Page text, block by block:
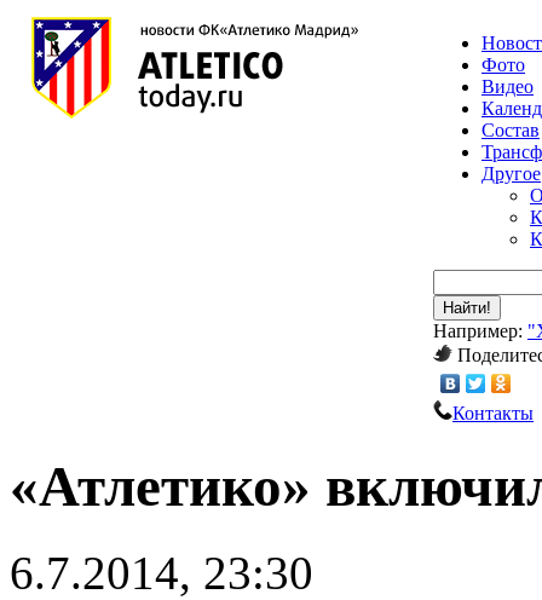
Фото
Видео
Состав
Другое
Найти!
Например:
Контакты
«Атлетико»
6.7.2014, 23:30